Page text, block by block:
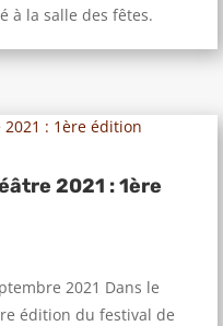
à la salle des fêtes.
2021 : 1ère
2021 Dans le
édition du festival de